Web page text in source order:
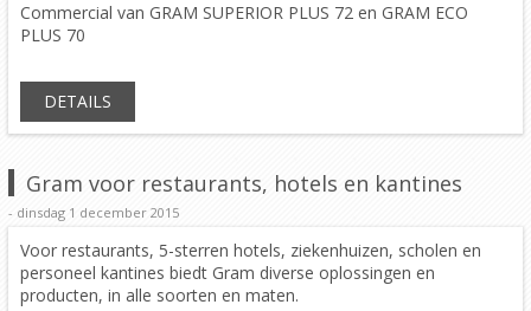
Commercial van GRAM SUPERIOR PLUS 72 en GRAM ECO
PLUS 70
DETAILS
Gram voor restaurants, hotels en kantines
- dinsdag 1 december 2015
Voor restaurants, 5-sterren hotels, ziekenhuizen, scholen en
personeel kantines biedt Gram diverse oplossingen en
producten, in alle soorten en maten.